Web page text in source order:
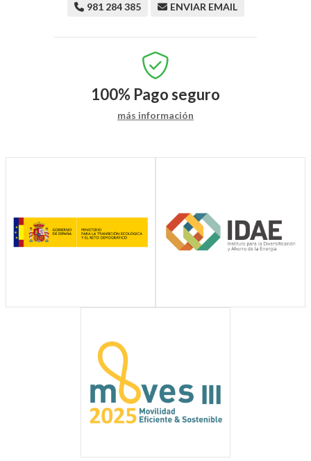
981 284 385 ENVIAR EMAIL
100% Pago seguro
más información